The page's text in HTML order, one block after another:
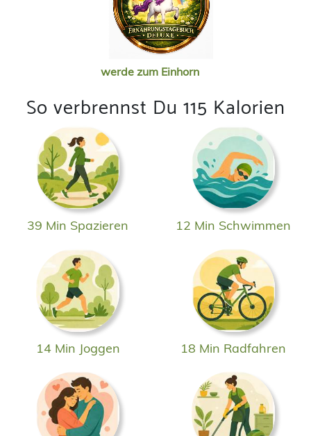
werde zum Einhorn
So verbrennst Du 115 Kalorien
39 Min Spazieren 12 Min Schwimmen
14 Min Joggen 18 Min Radfahren